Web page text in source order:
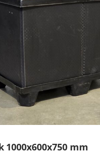
- πολύ καλή Διαθέσιμο:
Steinbach
1000x600x750 mm